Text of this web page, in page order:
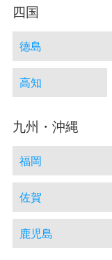
四国
徳島
高知
九州・沖縄
福岡
佐賀
鹿児島